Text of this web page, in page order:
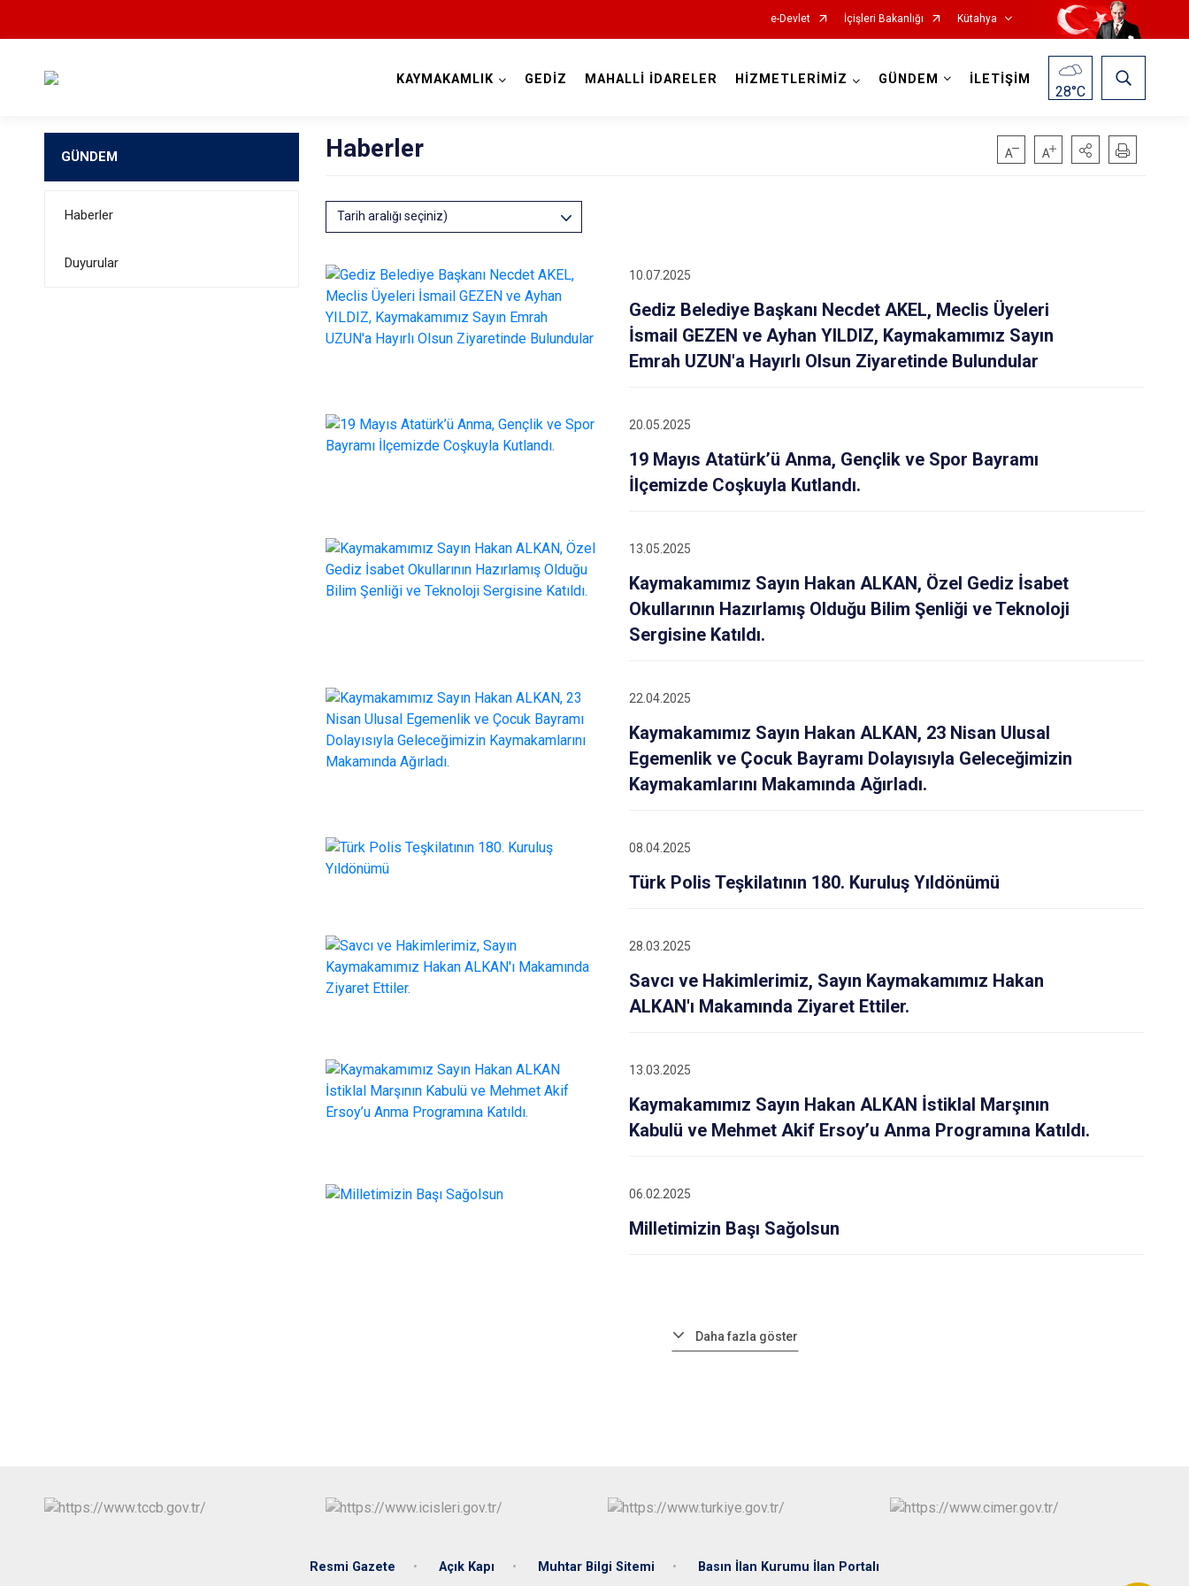
e-Devlet İçişleri Bakanlığı Kütahya
Aslanapa
Çavdarhisar
Hisarcık
Pazarlar
KAYMAKAMLIK GEDİZ MAHALLİ İDARELER HİZMETLERİMİZ GÜNDEM İLETİŞİM
28°C
GÜNDEM
Haberler
Duyurular
Haberler
Tarih aralığı seçiniz)
10.07.2025
Gediz Belediye Başkanı Necdet AKEL, Meclis Üyeleri
İsmail GEZEN ve Ayhan YILDIZ, Kaymakamımız Sayın
Emrah UZUN'a Hayırlı Olsun Ziyaretinde Bulundular
20.05.2025
19 Mayıs Atatürk’ü Anma, Gençlik ve Spor Bayramı
İlçemizde Coşkuyla Kutlandı.
13.05.2025
Kaymakamımız Sayın Hakan ALKAN, Özel Gediz İsabet
Okullarının Hazırlamış Olduğu Bilim Şenliği ve Teknoloji
Sergisine Katıldı.
22.04.2025
Kaymakamımız Sayın Hakan ALKAN, 23 Nisan Ulusal
Egemenlik ve Çocuk Bayramı Dolayısıyla Geleceğimizin
Kaymakamlarını Makamında Ağırladı.
08.04.2025
Türk Polis Teşkilatının 180. Kuruluş Yıldönümü
28.03.2025
Savcı ve Hakimlerimiz, Sayın Kaymakamımız Hakan
ALKAN'ı Makamında Ziyaret Ettiler.
13.03.2025
Kaymakamımız Sayın Hakan ALKAN İstiklal Marşının
Kabulü ve Mehmet Akif Ersoy’u Anma Programına Katıldı.
06.02.2025
Milletimizin Başı Sağolsun
Daha fazla göster
Resmi Gazete Açık Kapı Muhtar Bilgi Sitemi Basın İlan Kurumu İlan Portalı